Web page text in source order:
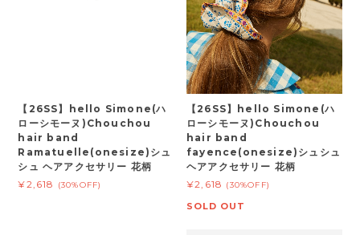
【26SS】hello Simone(ハ
ローシモーヌ)Chouchou
hair band
Ramatuelle(onesize)シュ
シュ ヘアアクセサリー 花柄
¥2,618
(30%OFF)
【26SS】hello Simone(ハ
ローシモーヌ)Chouchou
hair band
fayence(onesize)シュシュ
ヘアアクセサリー 花柄
¥2,618 (30%OFF)
SOLD OUT